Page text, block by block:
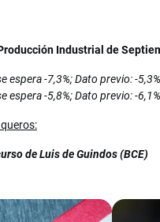
Industrial de
espera -7,3%; Dato previo: -
espera -5,8%; Dato previo: -
de Luis de Guindos (BCE)